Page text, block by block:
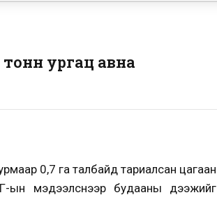
ургац авна
0,7 га талбайд тариалсан цагаан
ын мэдээлснээр будааны дээжийг